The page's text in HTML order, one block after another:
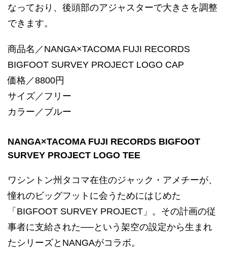
なっており、後頭部のアジャスターで大きさを調整
できます。
商品名／NANGA×TACOMA FUJI RECORDS
BIGFOOT SURVEY PROJECT LOGO CAP
価格／8800円
サイズ／フリー
カラー／ブルー
NANGA×TACOMA FUJI RECORDS BIGFOOT
SURVEY PROJECT LOGO TEE
ワシントン州タコマ在住のジャック・アメチーが、
憧れのビッグフットに会うためにはじめた
「BIGFOOT SURVEY PROJECT」。その計画の従
事者に支給された──という架空の設定から生まれ
たシリーズとNANGAがコラボ。